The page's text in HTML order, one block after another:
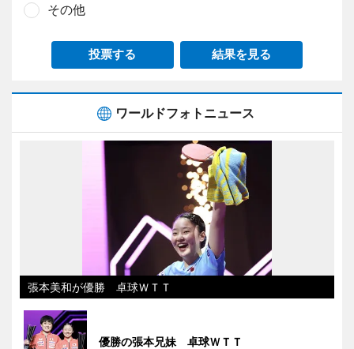
その他
投票する 結果を見る
ワールドフォトニュース
張本美和が優勝 卓球ＷＴＴ
優勝の張本兄妹 卓球ＷＴＴ